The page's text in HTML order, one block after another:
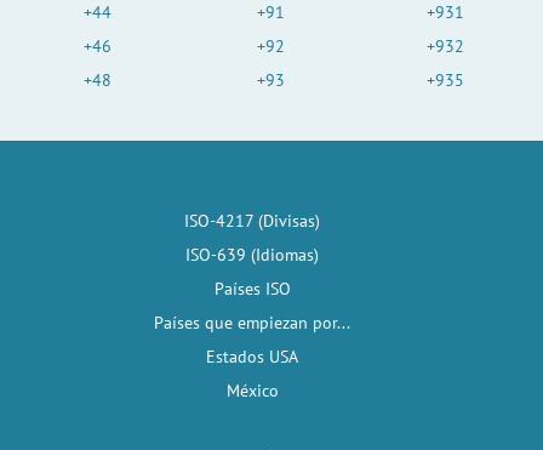
+44
+46
+48
+91
+92
+93
+931
+932
+935
ISO-4217 (Divisas)
ISO-639 (Idiomas)
Países ISO
Países que empiezan por...
Estados USA
México